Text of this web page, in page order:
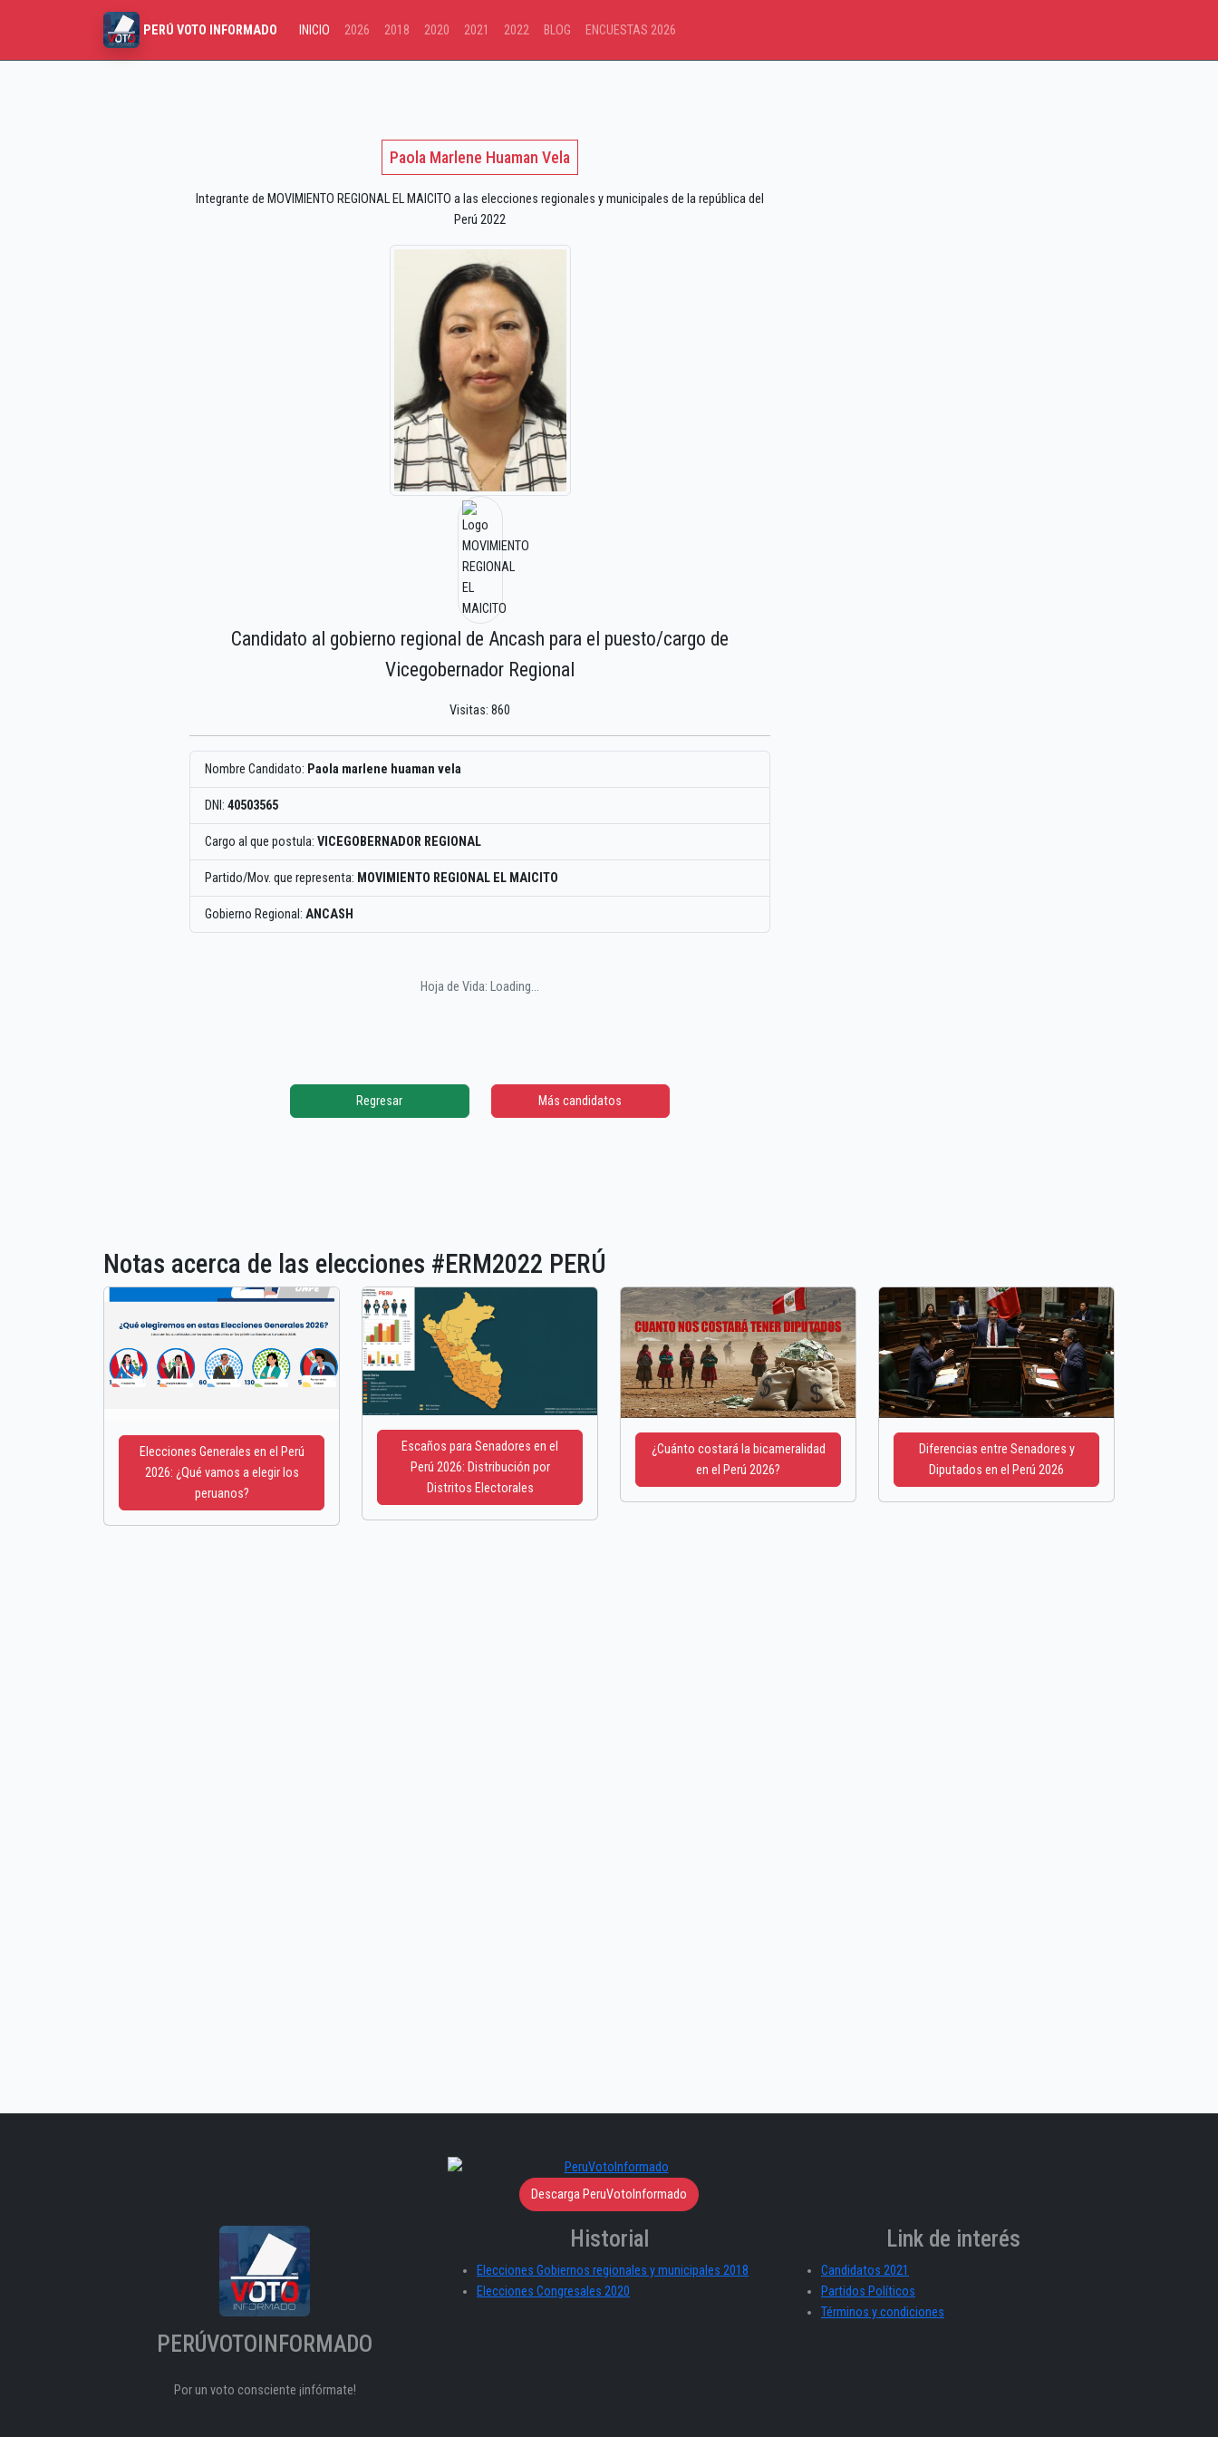
PERÚ VOTO INFORMADO INICIO 2026 2018 2020 2021 2022 BLOG ENCUESTAS 2026
Paola Marlene Huaman Vela
Integrante de MOVIMIENTO REGIONAL EL MAICITO a las elecciones regionales y municipales de la república del
Perú 2022
Candidato al gobierno regional de Ancash para el puesto/cargo de
Vicegobernador Regional
Visitas: 860
Nombre Candidato: Paola marlene huaman vela
DNI: 40503565
Cargo al que postula: VICEGOBERNADOR REGIONAL
Partido/Mov. que representa: MOVIMIENTO REGIONAL EL MAICITO
Gobierno Regional: ANCASH
Hoja de Vida: Loading...
Regresar Más candidatos
Notas acerca de las elecciones #ERM2022 PERÚ
Elecciones Generales en el Perú
2026: ¿Qué vamos a elegir los
peruanos?
Escaños para Senadores en el
Perú 2026: Distribución por
Distritos Electorales
¿Cuánto costará la bicameralidad
en el Perú 2026?
Diferencias entre Senadores y
Diputados en el Perú 2026
Descarga PeruVotoInformado
PERÚVOTOINFORMADO
Por un voto consciente ¡infórmate!
Historial
Elecciones Gobiernos regionales y municipales 2018
Elecciones Congresales 2020
Link de interés
Candidatos 2021
Partidos Políticos
Términos y condiciones